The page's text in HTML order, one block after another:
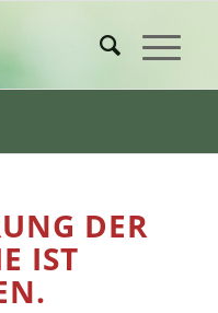
DER
IST